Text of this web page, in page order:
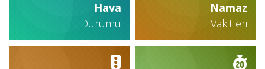
Hava
Durumu
Namaz
Vakitleri